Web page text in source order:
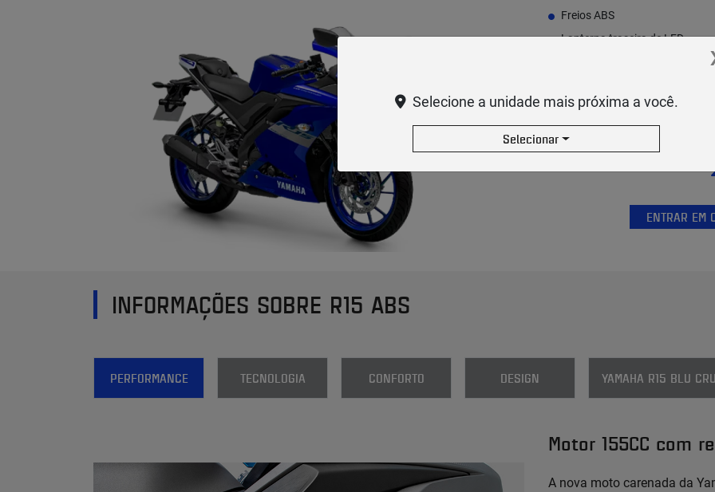
Freios ABS
Lanterna traseira de LED
Racing Blue
ENTRAR EM
INFORMAÇÕES SOBRE R15 ABS
PERFORMANCE TECNOLOGIA CONFORTO DESIGN YAMAHA R15 BLU
Motor 155CC com
A nova moto carenada da
Selecione a unidade mais próxima a você.
Selecionar